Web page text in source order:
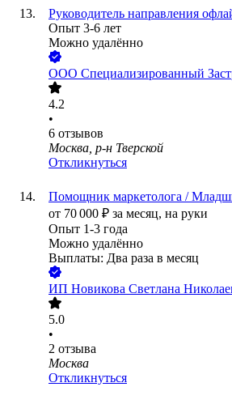
Руководитель направления
Опыт 3-6 лет
Можно удалённо
ООО Специализированный
4.2
•
6 отзывов
Москва, р-н Тверской
Откликнуться
Помощник маркетолога /
от 70 000 ₽ за месяц, на руки
Опыт 1-3 года
Можно удалённо
Выплаты: Два раза в месяц
ИП Новикова Светлана
5.0
•
2 отзыва
Москва
Откликнуться